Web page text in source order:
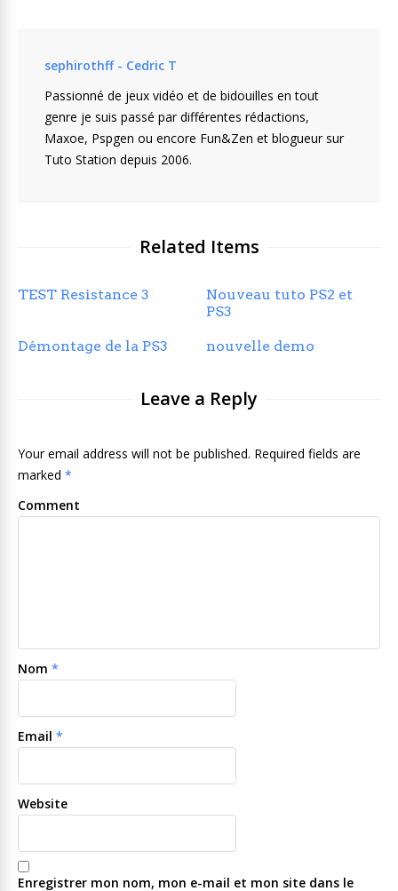
sephirothff - Cedric T
Passionné de jeux vidéo et de bidouilles en tout
genre je suis passé par différentes rédactions,
Maxoe, Pspgen ou encore Fun&Zen et blogueur sur
Tuto Station depuis 2006.
Related Items
TEST Resistance 3
Nouveau tuto PS2 et
PS3
Démontage de la PS3 nouvelle demo
Leave a Reply
Your email address will not be published. Required fields are
marked *
Comment
Nom *
Email *
Website
Enregistrer mon nom, mon e-mail et mon site dans le